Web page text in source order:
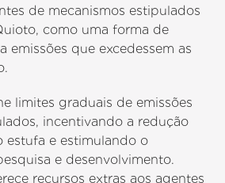
de mecanismos estipulados
como uma forma de
emissões que excedessem as
limites graduais de emissões
incentivando a redução
estufa e estimulando o
e desenvolvimento.
recursos extras aos agentes